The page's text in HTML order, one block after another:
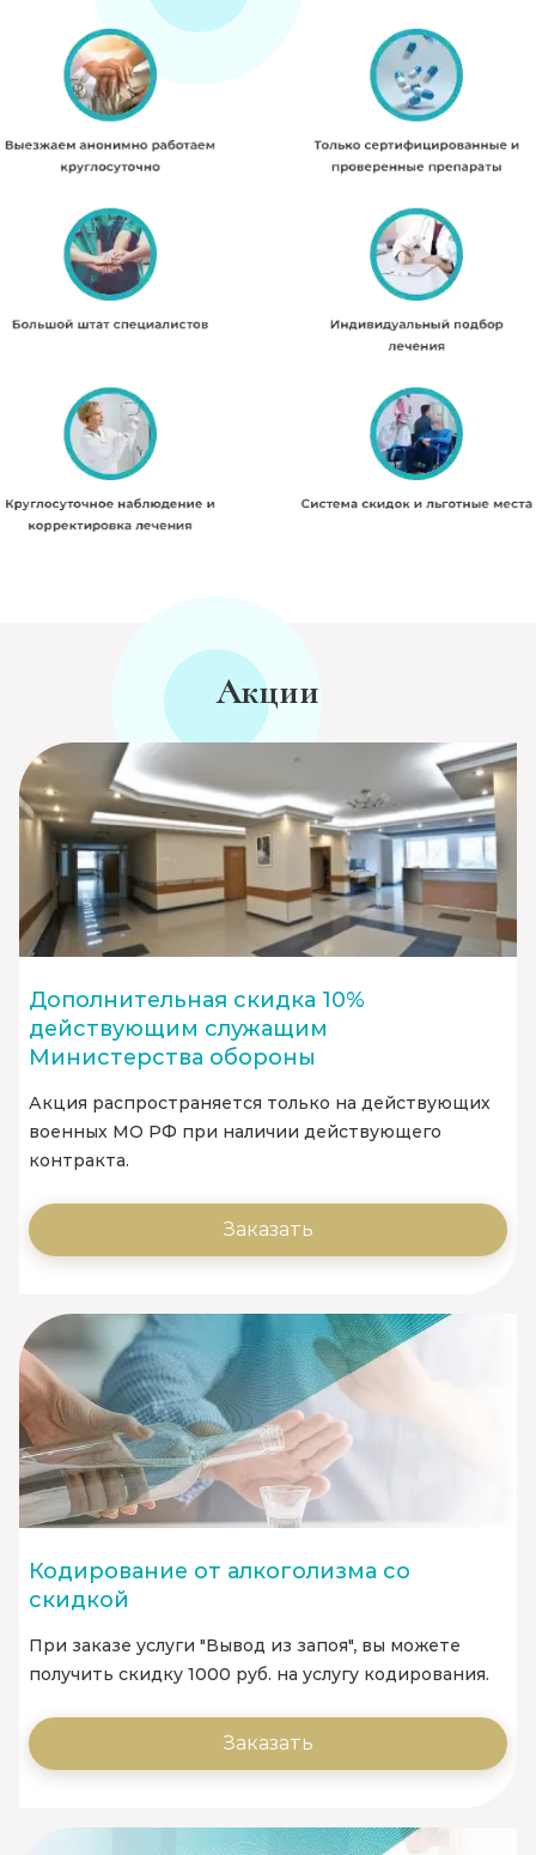
Акции
Дополнительная скидка 10%
действующим служащим
Министерства обороны
Акция распространяется только на действующих
военных МО РФ при наличии действующего
контракта.
Заказать
Кодирование от алкоголизма со
скидкой
При заказе услуги "Вывод из запоя", вы можете
получить скидку 1000 руб. на услугу кодирования.
Заказать